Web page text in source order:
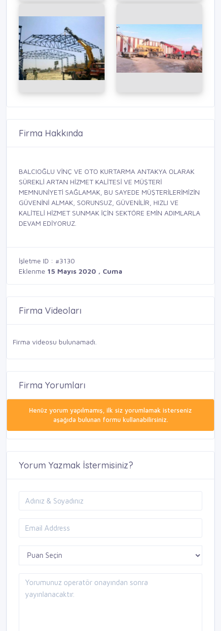
Firma Hakkında
BALCIOĞLU VİNÇ VE OTO KURTARMA ANTAKYA OLARAK
SÜREKLİ ARTAN HİZMET KALİTESİ VE MÜŞTERİ
MEMNUNİYETİ SAĞLAMAK, BU SAYEDE MÜŞTERİLERİMİZİN
GÜVENİNİ ALMAK, SORUNSUZ, GÜVENİLİR, HIZLI VE
KALİTELİ HİZMET SUNMAK İÇİN SEKTÖRE EMİN ADIMLARLA
DEVAM EDİYORUZ.
İşletme ID : #3130
Eklenme 15 Mayıs 2020 , Cuma
Firma Videoları
Firma videosu bulunamadı.
Firma Yorumları
Henüz yorum yapılmamış, ilk siz yorumlamak isterseniz
aşağıda bulunan formu kullanabilirsiniz.
Yorum Yazmak İstermisiniz?